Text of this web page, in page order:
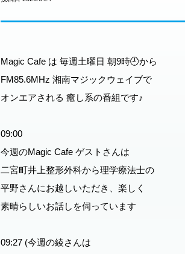
Magic Cafe は 毎週土曜日 朝9時🕘から
FM85.6MHz 湘南マジックウェイブで
オンエアされる 癒し系の番組です♪
09:00
今週のMagic Cafe ゲストさんは
二宮町井上整形外科から理学療法士の
平野さんにお越しいただき、楽しく
素晴らしいお話しを伺っています
09:27 (今週の綾さんは